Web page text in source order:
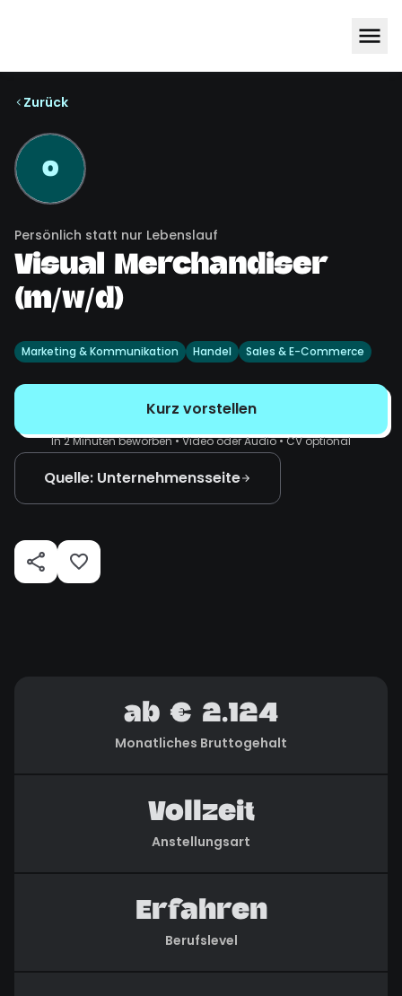
Zurück
O
Persönlich statt nur Lebenslauf
Visual Merchandiser
(m/w/d)
Marketing & Kommunikation Handel Sales & E-Commerce
Kurz vorstellen
In 2 Minuten beworben • Video oder Audio • CV optional
Quelle: Unternehmensseite
ab € 2.124
Monatliches Bruttogehalt
Vollzeit
Anstellungsart
Erfahren
Berufslevel